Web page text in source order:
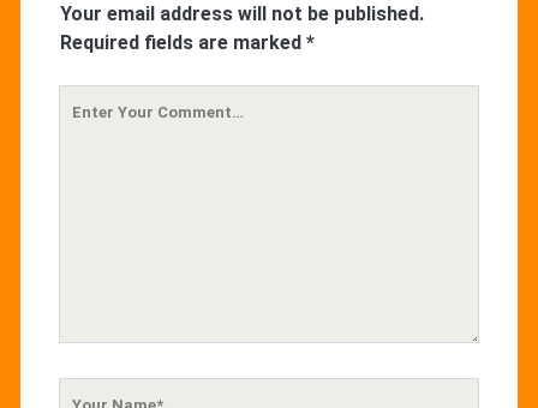
Your email address will not be published.
Required fields are marked *